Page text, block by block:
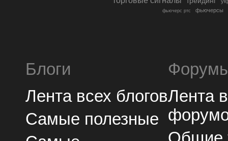
фьючерс ртс фьючерсы
Блоги
Лента всех блогов
Самые полезные
Лента